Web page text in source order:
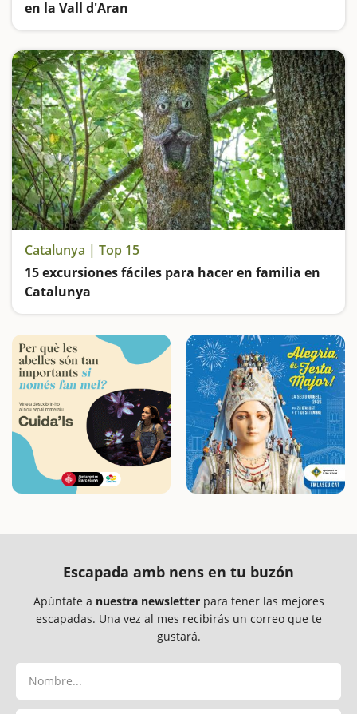
en la Vall d'Aran
Catalunya | Top 15
15 excursiones fáciles para hacer en familia en
Catalunya
Escapada amb nens en tu buzón
Apúntate a nuestra newsletterpara tener las mejores
escapadas. Una vez al mes recibirás un correo que te
gustará.